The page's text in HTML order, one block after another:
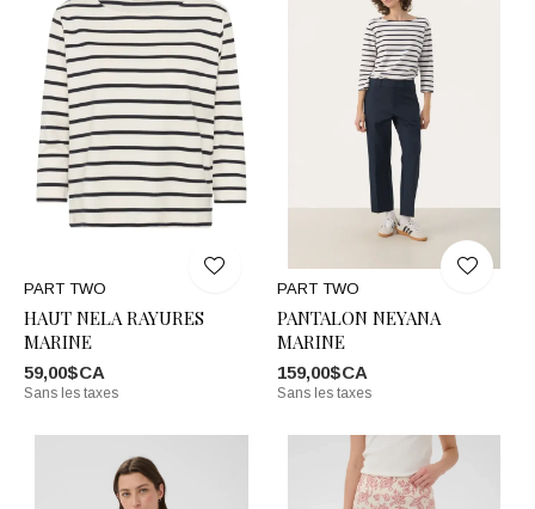
PART TWO
HAUT NELA RAYURES
MARINE
59,00$CA
Sans les taxes
PART TWO
PANTALON NEYANA
MARINE
159,00$CA
Sans les taxes